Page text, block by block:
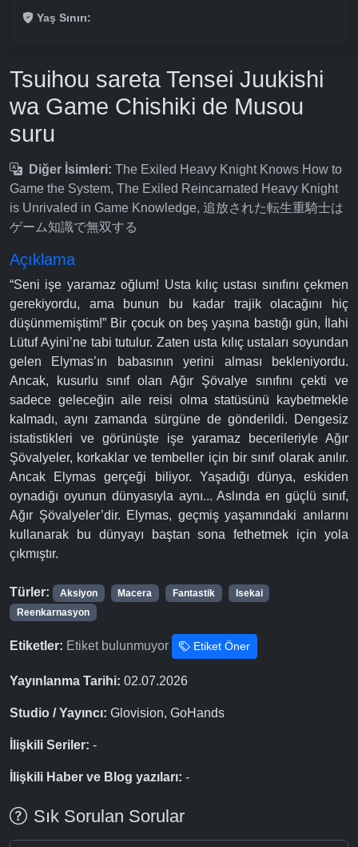
Yaş Sınırı:
Tsuihou sareta Tensei Juukishi
wa Game Chishiki de Musou
suru
Diğer İsimleri: The Exiled Heavy Knight Knows How to
Game the System, The Exiled Reincarnated Heavy Knight
is Unrivaled in Game Knowledge, 追放された転生重騎士は
ゲーム知識で無双する
Açıklama
“Seni işe yaramaz oğlum! Usta kılıç ustası sınıfını çekmen
gerekiyordu, ama bunun bu kadar trajik olacağını hiç
düşünmemiştim!” Bir çocuk on beş yaşına bastığı gün, İlahi
Lütuf Ayini’ne tabi tutulur. Zaten usta kılıç ustaları soyundan
gelen Elymas’ın babasının yerini alması bekleniyordu.
Ancak, kusurlu sınıf olan Ağır Şövalye sınıfını çekti ve
sadece geleceğin aile reisi olma statüsünü kaybetmekle
kalmadı, aynı zamanda sürgüne de gönderildi. Dengesiz
istatistikleri ve görünüşte işe yaramaz becerileriyle Ağır
Şövalyeler, korkaklar ve tembeller için bir sınıf olarak anılır.
Ancak Elymas gerçeği biliyor. Yaşadığı dünya, eskiden
oynadığı oyunun dünyasıyla aynı... Aslında en güçlü sınıf,
Ağır Şövalyeler’dir. Elymas, geçmiş yaşamındaki anılarını
kullanarak bu dünyayı baştan sona fethetmek için yola
çıkmıştır.
Türler: Aksiyon Macera Fantastik
Isekai
Reenkarnasyon
Etiketler: Etiket bulunmuyor Etiket Öner
Yayınlanma Tarihi: 02.07.2026
Studio / Yayıncı: Glovision, GoHands
İlişkili Seriler: -
İlişkili Haber ve Blog yazıları: -
Sık Sorulan Sorular